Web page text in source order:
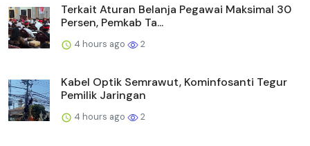
Terkait Aturan Belanja Pegawai Maksimal 30
Persen, Pemkab Ta...
4 hours ago 2
Kabel Optik Semrawut, Kominfosanti Tegur
Pemilik Jaringan
4 hours ago 2